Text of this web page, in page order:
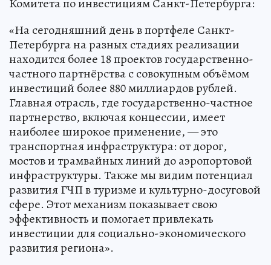
«На сегодняшний день в портфеле Санкт-
Петербурга на разных стадиях реализации
находится более 18 проектов государственно-
частного партнёрства с совокупным объёмом
инвестиций более 880 миллиардов рублей.
Главная отрасль, где государственно-частное
партнерство, включая концессии, имеет
наиболее широкое применение, — это
транспортная инфраструктура: от дорог,
мостов и трамвайных линий до аэропортовой
инфраструктуры. Также мы видим потенциал
развития ГЧП в туризме и культурно-досуговой
сфере. Этот механизм показывает свою
эффективность и помогает привлекать
инвестиции для социально-экономического
развития региона».